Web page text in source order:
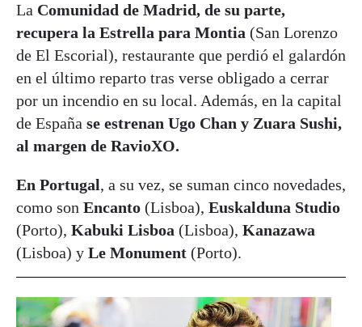
La Comunidad de Madrid, de su parte,
recupera la Estrella para Montia (San Lorenzo
de El Escorial), restaurante que perdió el galardón
en el último reparto tras verse obligado a cerrar
por un incendio en su local. Además, en la capital
de España se estrenan Ugo Chan y Zuara Sushi,
al margen de RavioXO.
En Portugal, a su vez, se suman cinco novedades,
como son Encanto (Lisboa), Euskalduna Studio
(Porto), Kabuki Lisboa (Lisboa), Kanazawa
(Lisboa) y Le Monument (Porto).